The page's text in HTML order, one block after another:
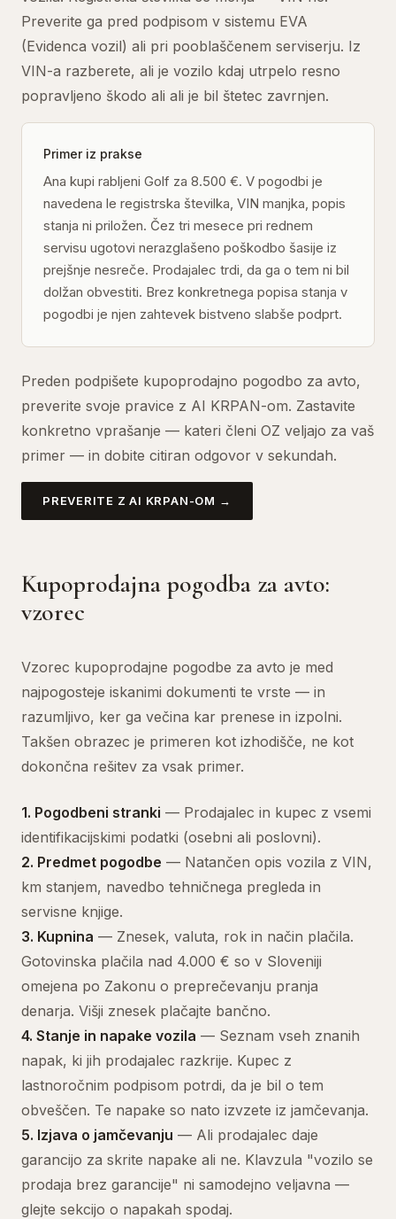
Preverite ga pred podpisom v sistemu EVA
(Evidenca vozil) ali pri pooblaščenem serviserju. Iz
VIN-a razberete, ali je vozilo kdaj utrpelo resno
popravljeno škodo ali ali je bil štetec zavrnjen.
Primer iz prakse
Ana kupi rabljeni Golf za 8.500 €. V pogodbi je
navedena le registrska številka, VIN manjka, popis
stanja ni priložen. Čez tri mesece pri rednem
servisu ugotovi nerazglašeno poškodbo šasije iz
prejšnje nesreče. Prodajalec trdi, da ga o tem ni bil
dolžan obvestiti. Brez konkretnega popisa stanja v
pogodbi je njen zahtevek bistveno slabše podprt.
Preden podpišete kupoprodajno pogodbo za avto,
preverite svoje pravice z AI KRPAN-om. Zastavite
konkretno vprašanje — kateri členi OZ veljajo za vaš
primer — in dobite citiran odgovor v sekundah.
PREVERITE Z AI KRPAN-OM →
Kupoprodajna pogodba za avto:
vzorec
Vzorec kupoprodajne pogodbe za avto je med
najpogosteje iskanimi dokumenti te vrste — in
razumljivo, ker ga večina kar prenese in izpolni.
Takšen obrazec je primeren kot izhodišče, ne kot
dokončna rešitev za vsak primer.
1. Pogodbeni stranki — Prodajalec in kupec z vsemi
identifikacijskimi podatki (osebni ali poslovni).
2. Predmet pogodbe — Natančen opis vozila z VIN,
km stanjem, navedbo tehničnega pregleda in
servisne knjige.
3. Kupnina — Znesek, valuta, rok in način plačila.
Gotovinska plačila nad 4.000 € so v Sloveniji
omejena po Zakonu o preprečevanju pranja
denarja. Višji znesek plačajte bančno.
4. Stanje in napake vozila — Seznam vseh znanih
napak, ki jih prodajalec razkrije. Kupec z
lastnoročnim podpisom potrdi, da je bil o tem
obveščen. Te napake so nato izvzete iz jamčevanja.
5. Izjava o jamčevanju — Ali prodajalec daje
garancijo za skrite napake ali ne. Klavzula "vozilo se
prodaja brez garancije" ni samodejno veljavna —
glejte sekcijo o napakah spodaj.